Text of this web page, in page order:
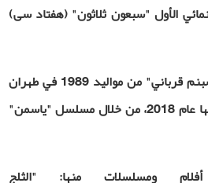
الأول "سبعون ثلاثون" (هفتاد سی)
إشارة بأن الفنانة "شبنم قرباني" من موالید 1989 في طهران
وسجلت أول ظهور تلفزيوني لها عام 2018، من خلال مسلسل "ياسمن"
ومسلسلات منها: "الثلج